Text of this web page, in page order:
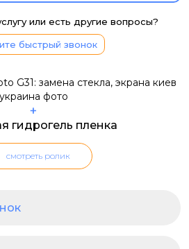
или есть другие вопросы?
быстрый звонок
+
гидрогель пленка
смотреть ролик